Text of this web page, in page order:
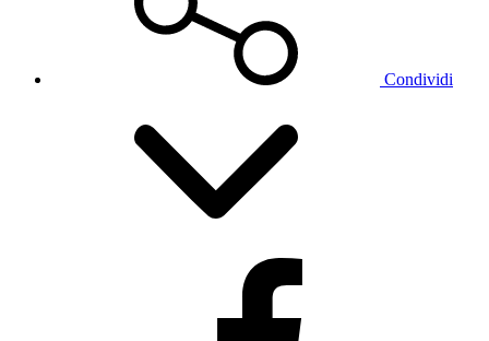
Condividi